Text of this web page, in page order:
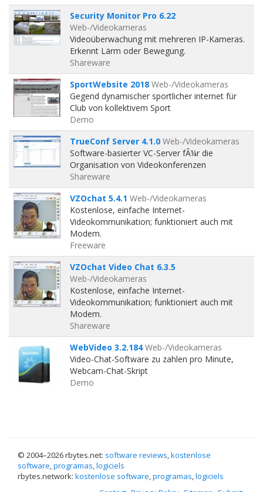
Security Monitor Pro 6.22
Web-/Videokameras
Videoüberwachung mit mehreren IP-Kameras.
Erkennt Lärm oder Bewegung.
Shareware
SportWebsite 2018 Web-/Videokameras
Gegend dynamischer sportlicher internet für
Club von kollektivem Sport
Demo
TrueConf Server 4.1.0 Web-/Videokameras
Software-basierter VC-Server fÃ¼r die
Organisation von Videokonferenzen
Shareware
VZOchat 5.4.1 Web-/Videokameras
Kostenlose, einfache Internet-
Videokommunikation; funktioniert auch mit
Modem.
Freeware
VZOchat Video Chat 6.3.5
Web-/Videokameras
Kostenlose, einfache Internet-
Videokommunikation; funktioniert auch mit
Modem.
Shareware
WebVideo 3.2.184 Web-/Videokameras
Video-Chat-Software zu zahlen pro Minute,
Webcam-Chat-Skript
Demo
© 2004–2026 rbytes.net: software reviews,kostenlose
software,programas,logiciels
rbytes.network: kostenlose software,programas,logiciels